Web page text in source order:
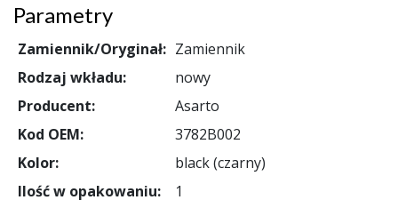
Parametry
Zamiennik/Oryginał: Zamiennik
Rodzaj wkładu:
nowy
Producent:
Asarto
Kod OEM:
3782B002
Kolor:
black (czarny)
Ilość w opakowaniu:
1